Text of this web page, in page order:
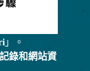
」。
錄和網站資